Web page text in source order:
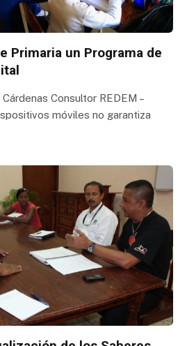
Primaria un Programa de
Consultor REDEM –
móviles no garantiza